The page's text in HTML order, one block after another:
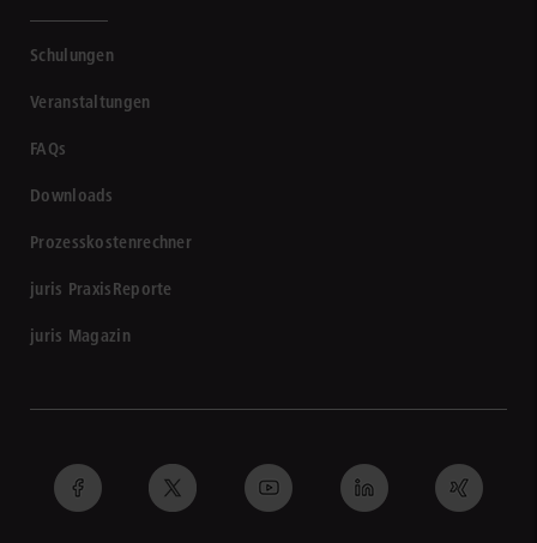
Schulungen
Veranstaltungen
FAQs
Downloads
Prozesskostenrechner
juris PraxisReporte
juris Magazin